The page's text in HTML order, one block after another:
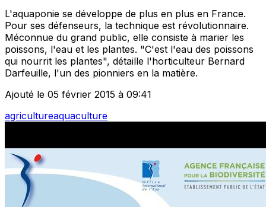
L'aquaponie se développe de plus en plus en France.
Pour ses défenseurs, la technique est révolutionnaire.
Méconnue du grand public, elle consiste à marier les
poissons, l'eau et les plantes. "C'est l'eau des poissons
qui nourrit les plantes", détaille l'horticulteur Bernard
Darfeuille, l'un des pionniers en la matière.
Ajouté le 05 février 2015 à 09:41
agricultureaquaculture